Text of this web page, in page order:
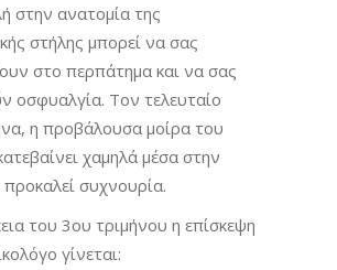
στην ανατομία της
στήλης μπορεί να σας
στο περπάτημα και να σας
οσφυαλγία. Τον τελευταίο
η προβάλουσα μοίρα του
χαμηλά μέσα στην
συχνουρία.
του 3ου τριμήνου η επίσκεψη
γίνεται: